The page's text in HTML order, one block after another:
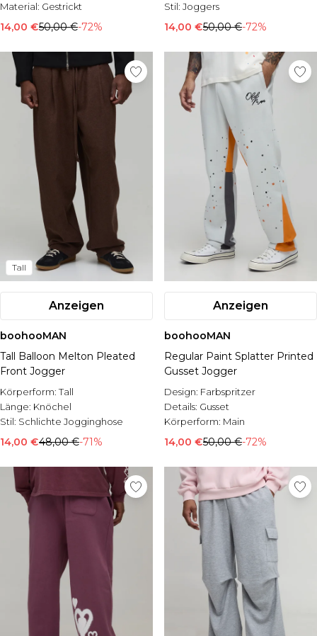
Material: Gestrickt
14,00 €50,00 €-72%
Stil: Joggers
14,00 €50,00 €-72%
Tall
Anzeigen
boohooMAN
Tall Balloon Melton Pleated
Front Jogger
Körperform:Tall
Länge: Knöchel
Stil: Schlichte Jogginghose
14,00 €48,00 €-71%
Anzeigen
boohooMAN
Regular Paint Splatter Printed
Gusset Jogger
Design: Farbspritzer
Details: Gusset
Körperform: Main
14,00 €50,00 €-72%